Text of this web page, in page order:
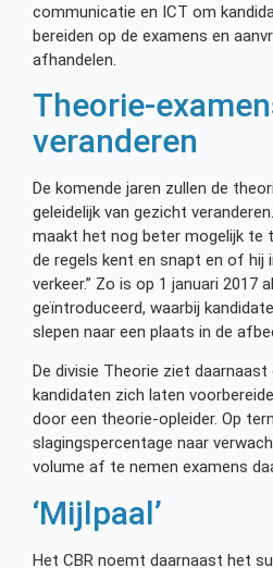
communicatie en ICT om
bereiden op de examens en
afhandelen.
Theorie-
veranderen
De komende jaren zullen de
geleidelijk van gezicht
maakt het nog beter mogelijk te
de regels kent en snapt en of
verkeer.” Zo is op 1 januari 2017
geïntroduceerd, waarbij
slepen naar een plaats in de
De divisie Theorie ziet
kandidaten zich laten
door een theorie-opleider. Op
slagingspercentage naar
volume af te nemen examens
‘Mijlpaal’
Het CBR noemt daarnaast het